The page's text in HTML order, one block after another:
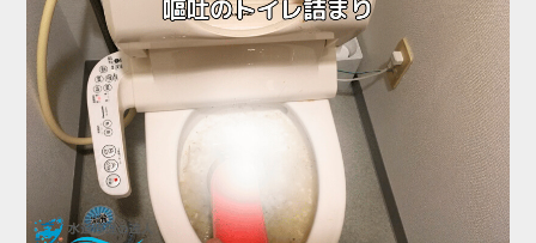
さずにゴミ箱へ捨てることが一番安全です。
詰まりや水位の異常が出た場合は無理に流さず、早めにご
相談いただくことをおすすめします。
最近は「流せる」と書かれた猫砂も販売されていますが、
実際には水に触れると急激に膨張したり、塊になったりす
るため、排水経路の奥で詰まりやすく、草加市周辺でも同
様のトラブルが増えています。
特に節水型トイレでは水量が少ないため、砂の一部が奥で
固まると、ラバーカップや薬剤ではまったく効果が出ない
ケースが多いのが特徴です。
今回の現場では、表面的な処置では改善が見込めないた